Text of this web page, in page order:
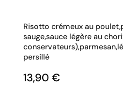
Risotto crémeux au
sauge,sauce légère au
persillé
13,90 €